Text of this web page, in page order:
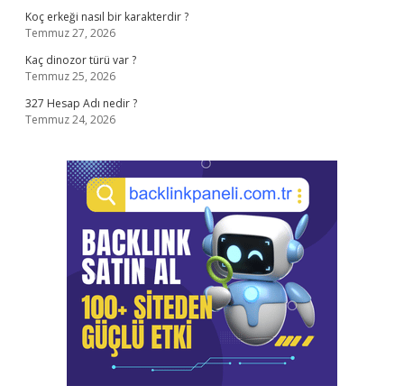
Koç erkeği nasıl bir karakterdir ?
Temmuz 27, 2026
Kaç dinozor türü var ?
Temmuz 25, 2026
327 Hesap Adı nedir ?
Temmuz 24, 2026